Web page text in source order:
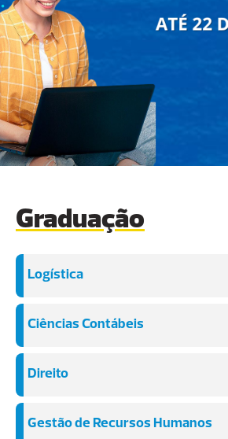
Graduação
Logística
Ciências Contábeis
Direito
Gestão de Recursos Humanos